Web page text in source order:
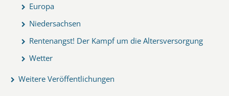
Europa
Niedersachsen
Rentenangst! Der Kampf um die Altersversorgung
Wetter
Weitere Veröffentlichungen